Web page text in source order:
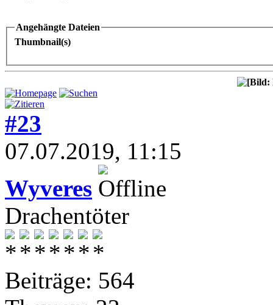
Angehängte Dateien
Thumbnail(s)
#23
07.07.2019, 11:15
Wyveres
Drachentöter
Beiträge: 564